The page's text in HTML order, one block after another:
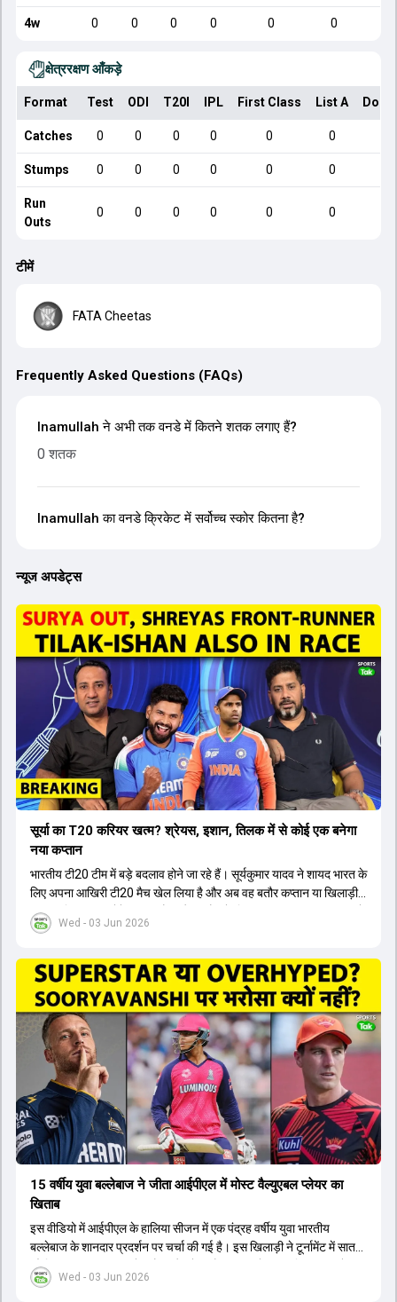
4w 0 0 0 0 0 0
क्षेत्ररक्षण आँकड़े
Format Test ODI T20I IPL First Class List A
Catches 0 0 0 0 0 0
Stumps 0 0 0 0 0 0
Run
Outs
0 0 0 0 0 0
टीमें
FATA Cheetas
Frequently Asked Questions (FAQs)
Inamullah ने अभी तक वनडे में कितने शतक लगाए हैं?
0 शतक
Inamullah का वनडे क्रिकेट में सर्वोच्च स्कोर कितना है?
न्यूज अपडेट्स
Wed - 03 Jun 2026
सूर्या का T20 करियर खत्म? श्रेयस, इशान, तिलक में से कोई एक बनेगा
नया कप्तान
भारतीय टी20 टीम में बड़े बदलाव होने जा रहे हैं। सूर्यकुमार यादव ने शायद भारत के
लिए अपना आखिरी टी20 मैच खेल लिया है और अब वह बतौर कप्तान या खिलाड़ी
टीम का हिस्सा नहीं होंगे। आयरलैंड और इंग्लैंड के खिलाफ आगामी टी20 सीरीज के
लिए नए कप्तान की तलाश जारी है। इस रेस में श्रेयस अय्यर सबसे आगे चल रहे
पटेल इस रेस में काफी पीछे हैं, जबकि संजू सैमसन और रजत पाटीदार कप्तानी की
दौड़ से बाहर हैं। आगामी सीरीज के लिए वैभव सूर्यवंशी को तीसरे ओपनर के तौर पर
टीम में शामिल किया जाएगा, जबकि अभिषेक शर्मा और संजू सैमसन पहली पसंद
होंगे। इसके अलावा नीतीश रेड्डी को बतौर ऑलराउंडर ज्यादा मौके मिलेंगे। अजीत
अगरकर की अगुवाई वाली चयन समिति और कोच गौतम गंभीर आगामी टी20 वर्ल्ड
कप और 2028 ओलंपिक के लिए लंबी अवधि का विजन लेकर चल रहे हैं।
Wed - 03 Jun 2026
15 वर्षीय युवा बल्लेबाज ने जीता आईपीएल में मोस्ट वैल्युएबल प्लेयर का
खिताब
इस वीडियो में आईपीएल के हालिया सीजन में एक पंद्रह वर्षीय युवा भारतीय
बल्लेबाज के शानदार प्रदर्शन पर चर्चा की गई है। इस खिलाड़ी ने टूर्नामेंट में सात
सौ छिहत्तर रन बनाकर ऑरेंज कैप और मोस्ट वैल्युएबल प्लेयर का खिताब अपने नाम
किया है। वीडियो में बताया गया है कि ऑस्ट्रेलियाई टीम के वर्तमान कप्तान और